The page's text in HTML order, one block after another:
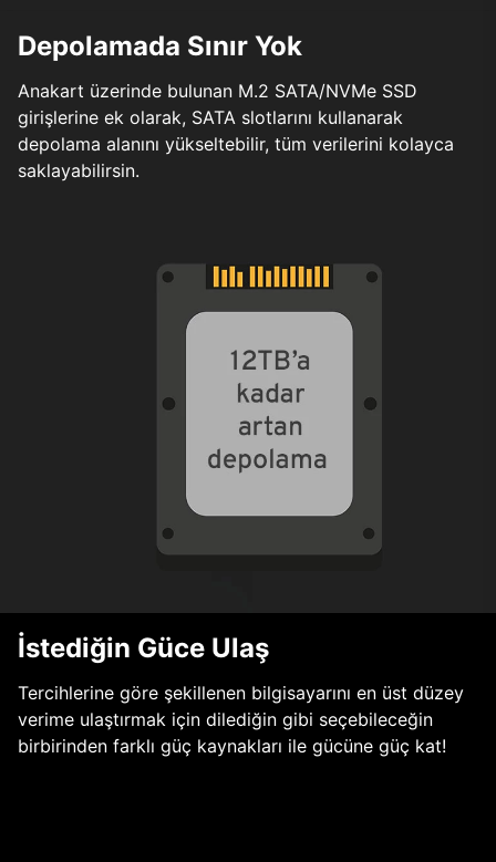
Depolamada Sınır Yok
Anakart üzerinde bulunan M.2 SATA/NVMe SSD
girişlerine ek olarak, SATA slotlarını kullanarak
depolama alanını yükseltebilir, tüm verilerini kolayca
saklayabilirsin.
İstediğin Güce Ulaş
Tercihlerine göre şekillenen bilgisayarını en üst düzey
verime ulaştırmak için dilediğin gibi seçebileceğin
birbirinden farklı güç kaynakları ile gücüne güç kat!